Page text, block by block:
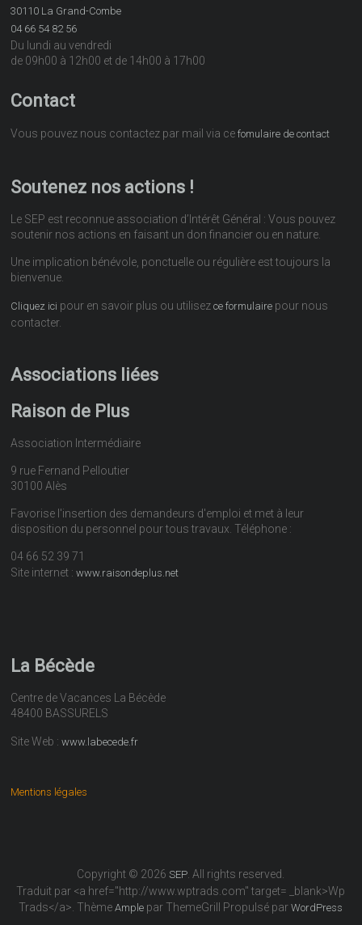
30110 La Grand-Combe
04 66 54 82 56
Du lundi au vendredi
de 09h00 à 12h00 et de 14h00 à 17h00
Contact
Vous pouvez nous contactez par mail via cefomulaire de contact
Soutenez nos actions !
Le SEP est reconnue association d’Intérêt Général : Vous pouvez
soutenir nos actions en faisant un don financier ou en nature.
Une implication bénévole, ponctuelle ou régulière est toujours la
bienvenue.
Cliquez ici pour en savoir plus ou utilisezce formulaire pour nous
contacter.
Associations liées
Raison de Plus
Association Intermédiaire
9 rue Fernand Pelloutier
30100 Alès
Favorise l'insertion des demandeurs d'emploi et met à leur
disposition du personnel pour tous travaux. Téléphone :
04 66 52 39 71
Site internet :www.raisondeplus.net
La Bécède
Centre de Vacances La Bécède
48400 BASSURELS
Site Web :www.labecede.fr
Mentions légales
Copyright © 2026SEP . All rights reserved.
Traduit par <a href="http://www.wptrads.com" target= _blank>Wp
Trads</a>. ThèmeAmple par ThemeGrill Propulsé parWordPress